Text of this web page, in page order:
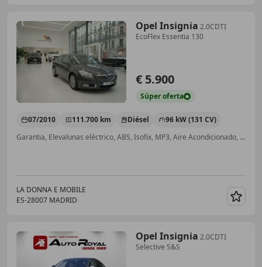
Opel Insignia 2.0CDTI
EcoFlex Essentia 130
€ 5.900
Súperoferta
07/2010 111.700 km Diésel
96 kW (131 CV)
Garantia, Elevalunas eléctrico, ABS, Isofix, MP3, Aire Acondicionado, Cierre centralizado, Airbags laterales
LA DONNA E MOBILE
ES-28007 MADRID
Opel Insignia 2.0CDTI
Selective S&S